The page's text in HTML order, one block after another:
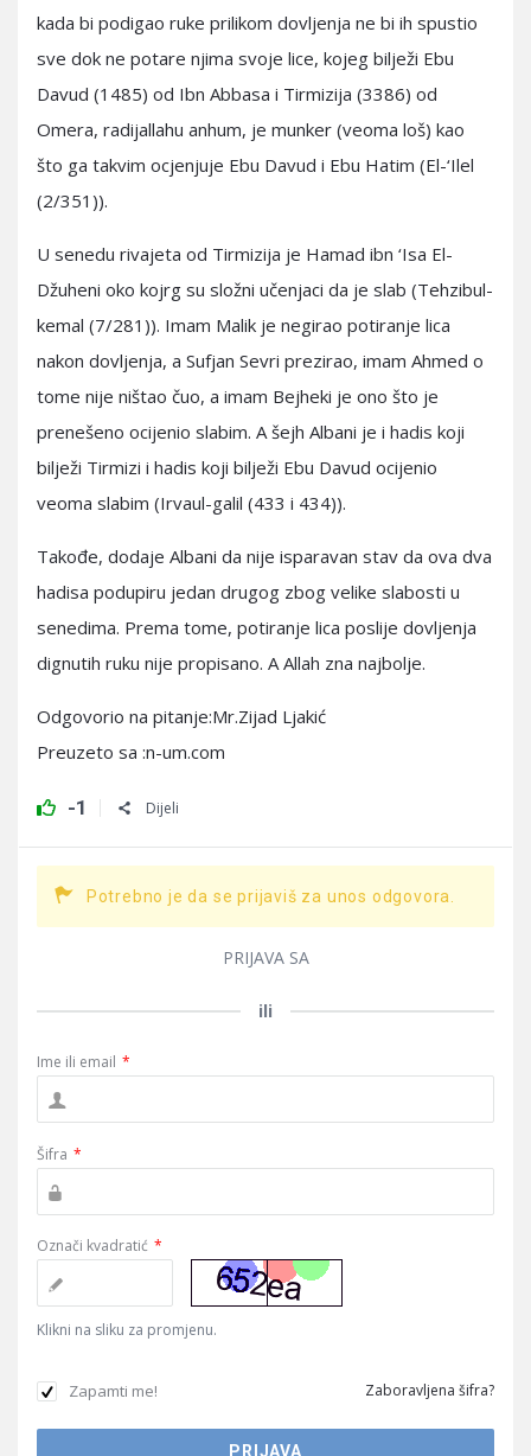
kada bi podigao ruke prilikom dovljenja ne bi ih spustio
sve dok ne potare njima svoje lice, kojeg bilježi Ebu
Davud (1485) od Ibn Abbasa i Tirmizija (3386) od
Omera, radijallahu anhum, je munker (veoma loš) kao
što ga takvim ocjenjuje Ebu Davud i Ebu Hatim (El-‘Ilel
(2/351)).
U senedu rivajeta od Tirmizija je Hamad ibn ‘Isa El-
Džuheni oko kojrg su složni učenjaci da je slab (Tehzibul-
kemal (7/281)). Imam Malik je negirao potiranje lica
nakon dovljenja, a Sufjan Sevri prezirao, imam Ahmed o
tome nije ništao čuo, a imam Bejheki je ono što je
prenešeno ocijenio slabim. A šejh Albani je i hadis koji
bilježi Tirmizi i hadis koji bilježi Ebu Davud ocijenio
veoma slabim (Irvaul-galil (433 i 434)).
Takođe, dodaje Albani da nije isparavan stav da ova dva
hadisa podupiru jedan drugog zbog velike slabosti u
senedima. Prema tome, potiranje lica poslije dovljenja
dignutih ruku nije propisano. A Allah zna najbolje.
Odgovorio na pitanje:Mr.Zijad Ljakić
Preuzeto sa :n-um.com
-1 Dijeli
Potrebno je da se prijaviš za unos odgovora.
PRIJAVA SA
ili
Ime ili email *
Šifra *
Označi kvadratić *
Klikni na sliku za promjenu.
Zapamti me! Zaboravljena šifra?